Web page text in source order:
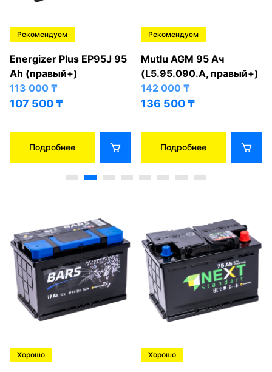
Рекомендуем
Energizer Plus EP95J 95
Ah (правый+)
113 000₸
107 500₸
Подробнее
Рекомендуем
Mutlu AGM 95 Ач
(L5.95.090.A, правый+)
142 000₸
136 500₸
Подробнее
Хорошо Хорошо